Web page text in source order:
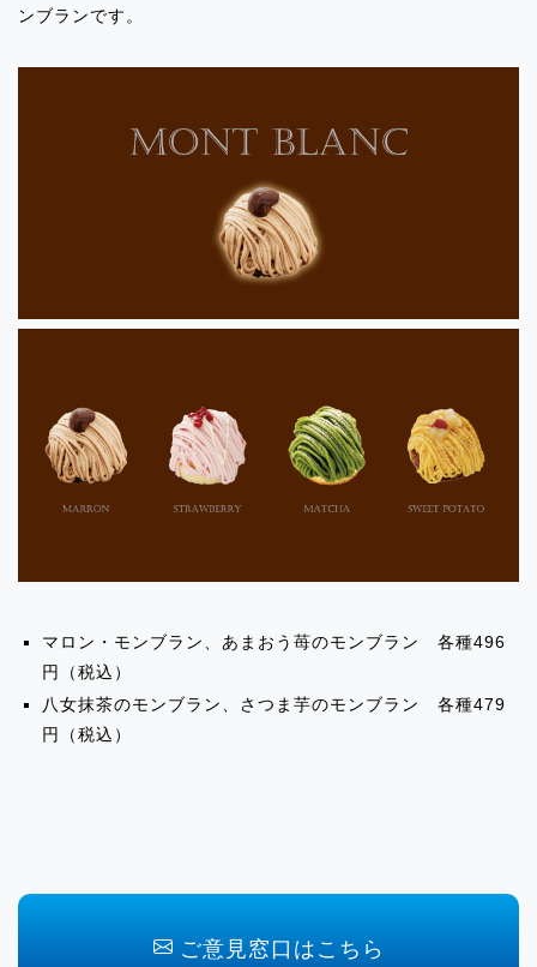
イベント出店のお知らせ「ペリエ西船橋/
イベント出店のお知らせ「東急あざみ
SWEETS大井町」
業務提携のお知らせ
2024.02.01
ンブランです。
マロン・モンブラン、あまおう苺のモンブラン 各種496
円（税込）
八女抹茶のモンブラン、さつま芋のモンブラン 各種479
円（税込）
ご意見窓口はこちら